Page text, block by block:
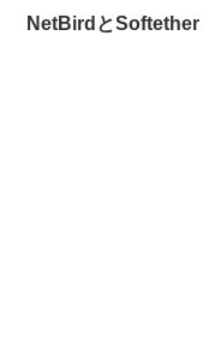
NetBirdとSoftether